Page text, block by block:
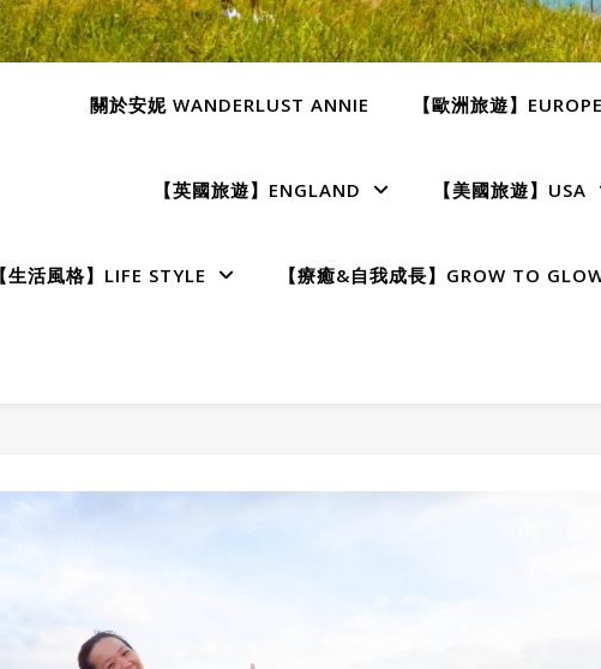
關於安妮 WANDERLUST ANNIE 【歐洲旅遊】EUROPE
【英國旅遊】ENGLAND 【美國旅遊】USA
【生活風格】LIFE STYLE 【療癒&自我成長】GROW TO